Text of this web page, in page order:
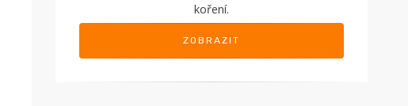
koření.
ZOBRAZIT